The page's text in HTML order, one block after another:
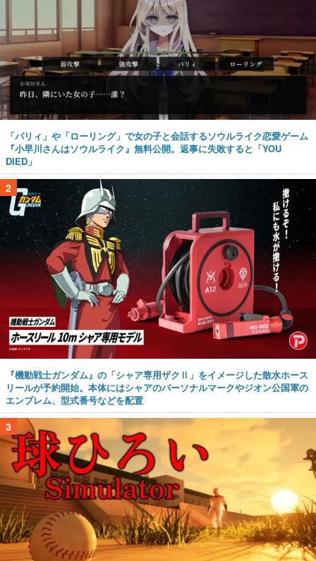
「パリィ」や「ローリング」で女の子と会話するソウルライク恋愛ゲーム
『小早川さんはソウルライク』無料公開。返事に失敗すると「YOU
DIED」
2
『機動戦士ガンダム』の「シャア専用ザクⅡ」をイメージした散水ホース
リールが予約開始。本体にはシャアのパーソナルマークやジオン公国軍の
エンブレム、型式番号などを配置
3